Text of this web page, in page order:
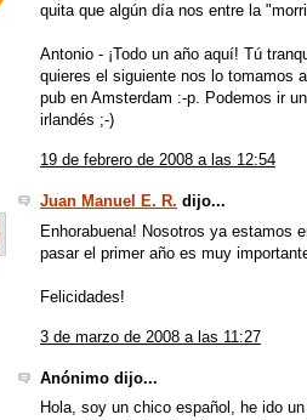
quita que algún día nos entre la
Antonio - ¡Todo un año aquí! Tú
quieres el siguiente nos lo tomamos
pub en Amsterdam :-p. Podemos ir
irlandés ;-)
19 de febrero de 2008 a las 12:54
Juan Manuel E. R. dijo...
Enhorabuena! Nosotros ya estamos
pasar el primer año es muy
Felicidades!
3 de marzo de 2008 a las 11:27
Anónimo dijo...
Hola, soy un chico español, he ido